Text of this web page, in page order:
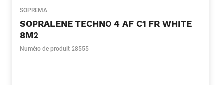
SOPREMA
SOPRALENE TECHNO 4 AF C1 FR WHITE
8M2
Numéro de produit 28555